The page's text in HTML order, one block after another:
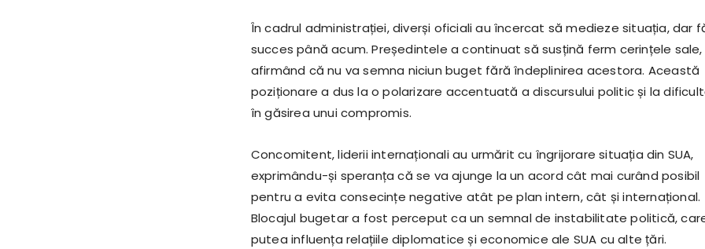
În cadrul administrației, diverși oficiali au încercat să medieze situația, dar
succes până acum. Președintele a continuat să susțină ferm cerințele sale,
afirmând că nu va semna niciun buget fără îndeplinirea acestora. Această
poziționare a dus la o polarizare accentuată a discursului politic și la
în găsirea unui compromis.
Concomitent, liderii internaționali au urmărit cu îngrijorare situația din SUA,
exprimându-și speranța că se va ajunge la un acord cât mai curând posibil
pentru a evita consecințe negative atât pe plan intern, cât și internațional.
Blocajul bugetar a fost perceput ca un semnal de instabilitate politică,
putea influența relațiile diplomatice și economice ale SUA cu alte țări.